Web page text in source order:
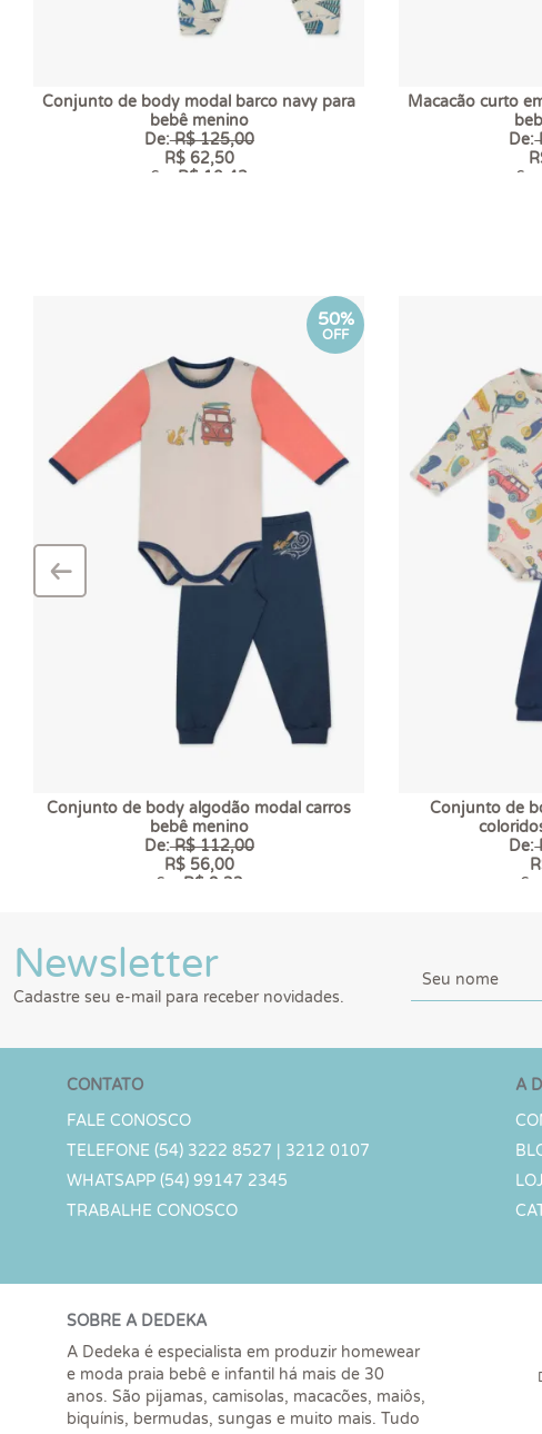
Conjunto de body modal barco navy para
bebê menino
De:R$ 125,00
R$ 62,50
6 x R$ 10,42
Macacão curto
De:
6 x
50%
OFF
Conjunto de body algodão modal carros
bebê menino
De:R$ 112,00
R$ 56,00
6 x R$ 9,33
Conjunto de
De:
6 x
–
‹
Newsletter
Cadastre seu e-mail para receber novidades.
CONTATO
FALE CONOSCO
TELEFONE (54) 3222 8527 | 3212 0107
WHATSAPP (54) 99147 2345
TRABALHE CONOSCO
A
SOBRE A DEDEKA
A Dedeka é especialista em produzir homewear
e moda praia bebê e infantil há mais de 30
anos. São pijamas, camisolas, macacões, maiôs,
biquínis, bermudas, sungas e muito mais. Tudo